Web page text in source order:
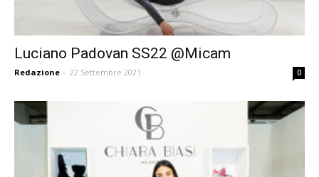
Luciano Padovan SS22 @Micam
Redazione - 22 Settembre 2021 0